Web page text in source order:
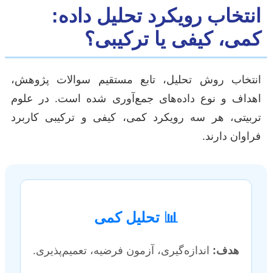
انتخاب رویکرد تحلیل داده:
کمی، کیفی یا ترکیبی؟
انتخاب روش تحلیل، تابع مستقیم سوالات پژوهش،
اهداف و نوع داده‌های جمع‌آوری شده است. در علوم
تربیتی، هر سه رویکرد کمی، کیفی و ترکیبی کاربرد
فراوان دارند.
📊 تحلیل کمی
هدف: اندازه‌گیری، آزمون فرضیه، تعمیم‌پذیری.